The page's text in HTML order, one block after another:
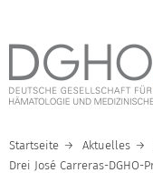
Startseite Aktuelles
Drei José Carreras-